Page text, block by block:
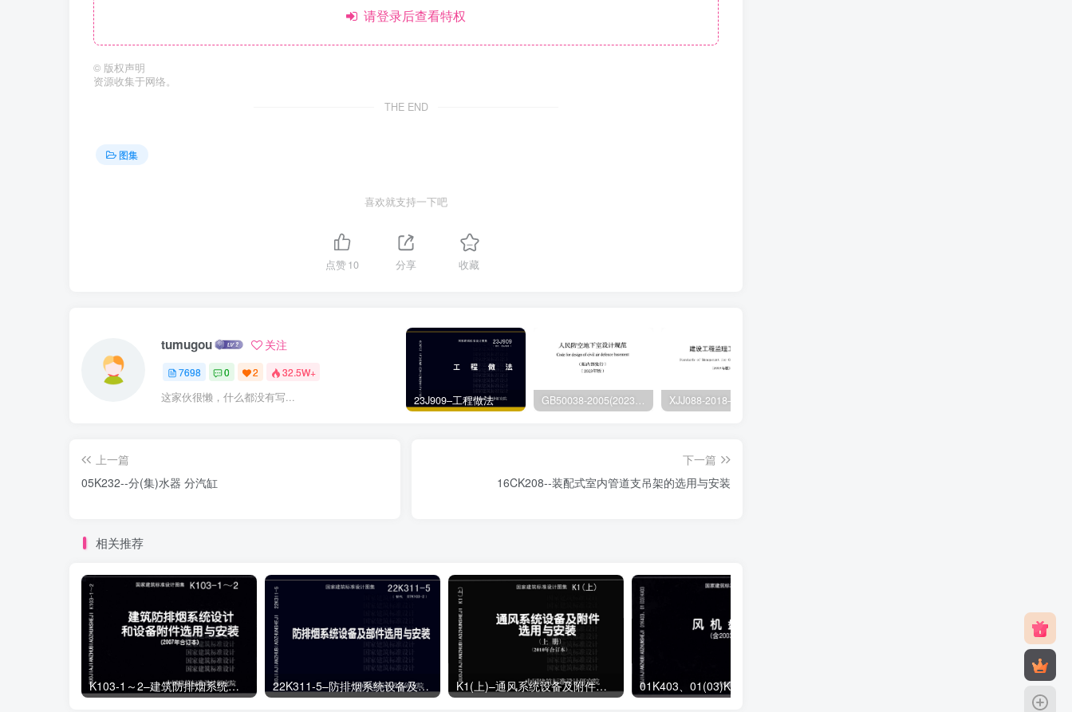
请登录后查看特权
© 版权声明
资源收集于网络。
THE END
图集
喜欢就支持一下吧
点赞10 分享 收藏
tumugou 关注
7698 0 2 32.5W+
这家伙很懒，什么都没有写... 23J909–工程做法 GB50038-2005(2023版)–人民防空地下室设计规范
上一篇
05K232--分(集)水器 分汽缸
下一篇
16CK208--装配式室内管道支吊架的选用与安装
相关推荐
K103-1～2–建筑防排烟系统设计和设备附件选用与安装（2007年合订本） 22K311-5–防排烟系统设备及部件选用与安装 K1(上)–通风系统设备及附件选用与安装（上册）（2010年合订本） 05K102–风